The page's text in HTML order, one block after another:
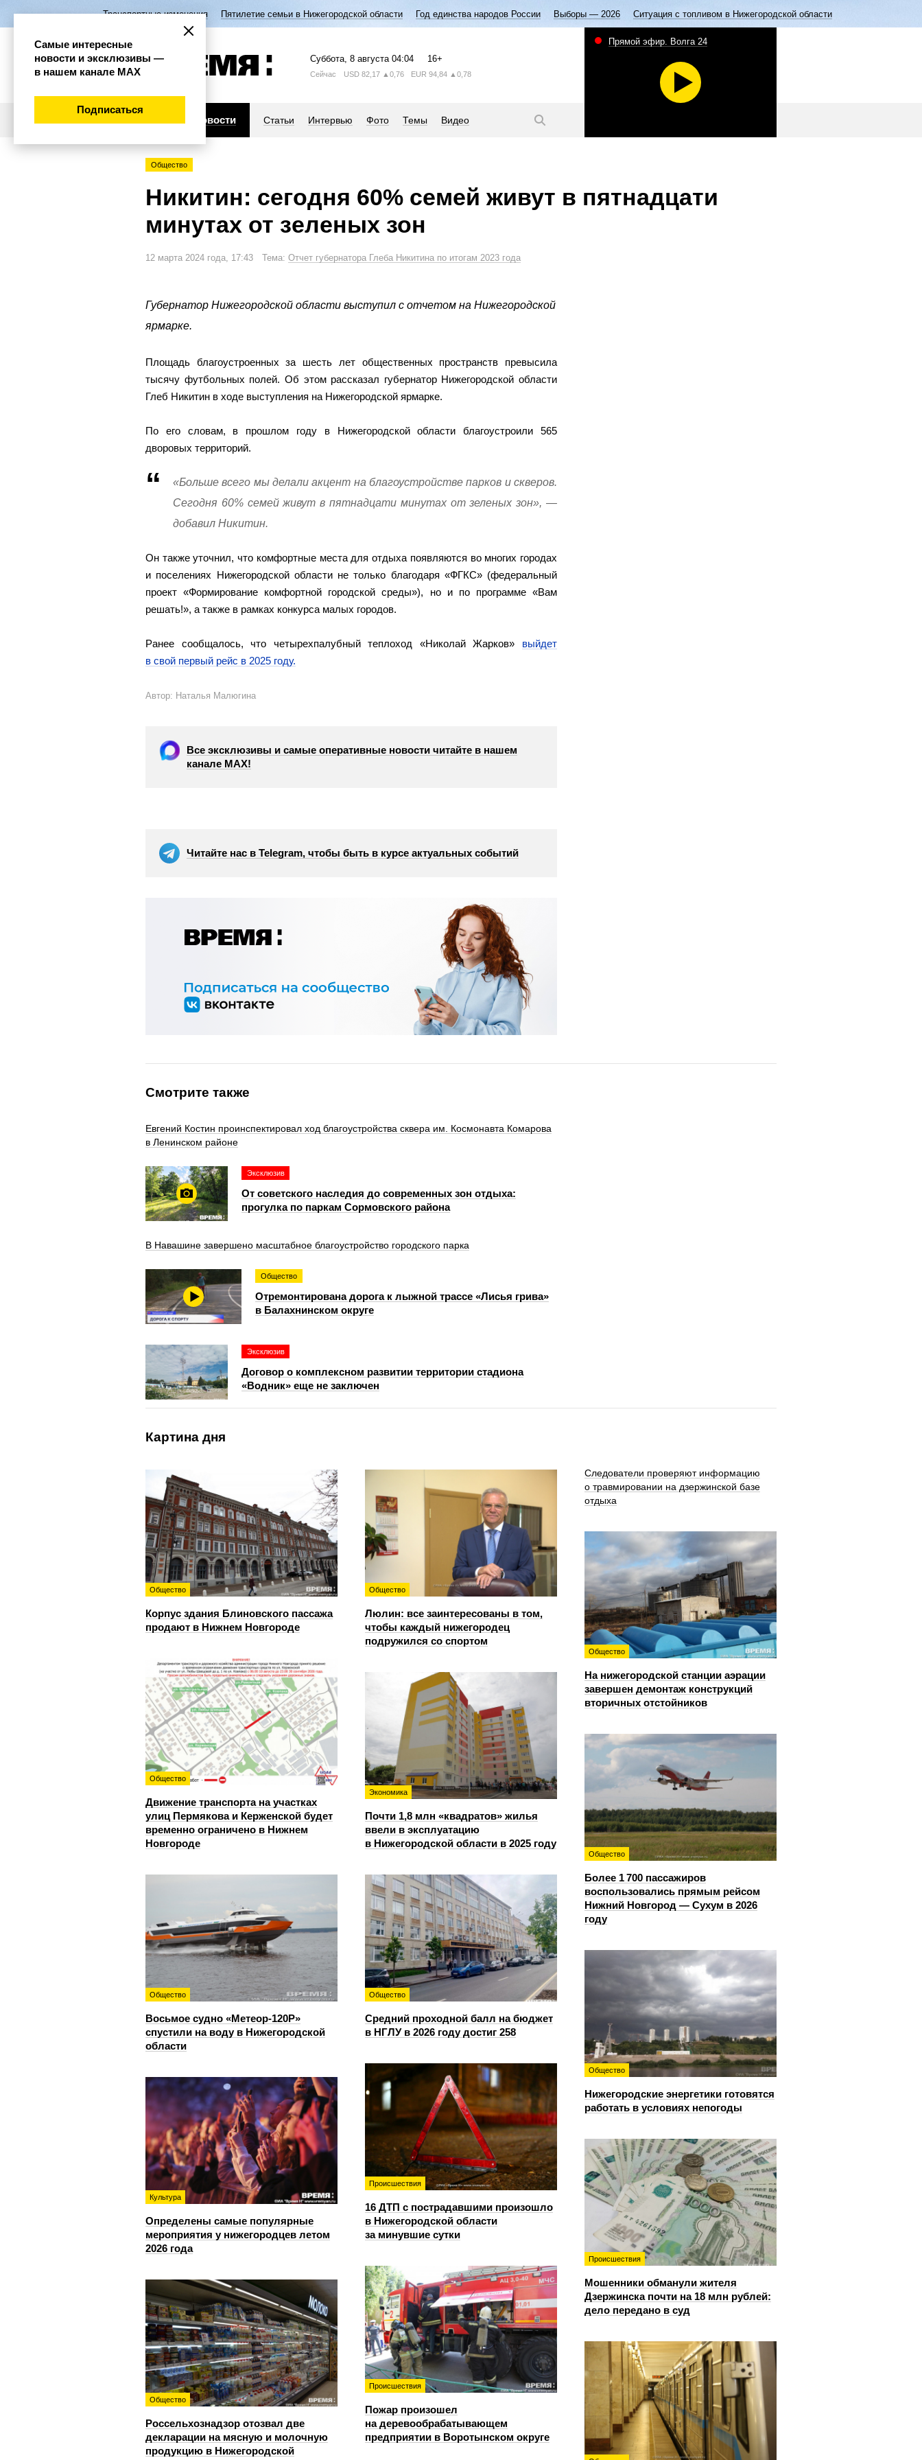
Транспортные изменения Пятилетие семьи в Нижегородской области Год единства народов России Выборы — 2026 Ситуация с топливом в Нижегородской области
Суббота, 8 августа 04:04 16+
Сейчас USD 82,17 ▲0,76 EUR 94,84 ▲0,78
Новости Статьи Интервью Фото Темы Видео
Прямой эфир. Волга 24
Общество
Никитин: сегодня 60% семей живут в пятнадцати
минутах от зеленых зон
12 марта 2024 года, 17:43 Тема: Отчет губернатора Глеба Никитина по итогам 2023 года
Губернатор Нижегородской области выступил с отчетом на Нижегородской
ярмарке.
Площадь благоустроенных за шесть лет общественных пространств превысила
тысячу футбольных полей. Об этом рассказал губернатор Нижегородской области
Глеб Никитин в ходе выступления на Нижегородской ярмарке.
По его словам, в прошлом году в Нижегородской области благоустроили 565
дворовых территорий.
«Больше всего мы делали акцент на благоустройстве парков и скверов.
Сегодня 60% семей живут в пятнадцати минутах от зеленых зон», —
добавил Никитин.
Он также уточнил, что комфортные места для отдыха появляются во многих городах
и поселениях Нижегородской области не только благодаря «ФГКС» (федеральный
проект «Формирование комфортной городской среды»), но и по программе «Вам
решать!», а также в рамках конкурса малых городов.
Ранее сообщалось, что четырехпалубный теплоход «Николай Жарков» выйдет
в свой первый рейс в 2025 году.
Автор: Наталья Малюгина
Все эксклюзивы и самые оперативные новости читайте в нашем
канале МАХ!
Читайте нас в Telegram, чтобы быть в курсе актуальных событий
Смотрите также
Евгений Костин проинспектировал ход благоустройства сквера им. Космонавта Комарова
в Ленинском районе
Эксклюзив
От советского наследия до современных зон отдыха:
прогулка по паркам Сормовского района
В Навашине завершено масштабное благоустройство городского парка
Общество
Отремонтирована дорога к лыжной трассе «Лисья грива»
в Балахнинском округе
Эксклюзив
Договор о комплексном развитии территории стадиона
«Водник» еще не заключен
Картина дня
Общество
Корпус здания Блиновского пассажа
продают в Нижнем Новгороде
Общество
Люлин: все заинтересованы в том,
чтобы каждый нижегородец
подружился со спортом
Следователи проверяют информацию
о травмировании на дзержинской базе
отдыха
Общество
На нижегородской станции аэрации
завершен демонтаж конструкций
вторичных отстойников
Общество
Движение транспорта на участках
улиц Пермякова и Керженской будет
временно ограничено в Нижнем
Новгороде
Экономика
Почти 1,8 млн «квадратов» жилья
ввели в эксплуатацию
в Нижегородской области в 2025 году
Общество
Более 1 700 пассажиров
воспользовались прямым рейсом
Нижний Новгород — Сухум в 2026
году
Общество
Восьмое судно «Метеор-120Р»
спустили на воду в Нижегородской
области
Общество
Средний проходной балл на бюджет
в НГЛУ в 2026 году достиг 258
Общество
Нижегородские энергетики готовятся
работать в условиях непогоды
Происшествия
16 ДТП с пострадавшими произошло
в Нижегородской области
за минувшие сутки
Культура
Определены самые популярные
мероприятия у нижегородцев летом
2026 года
Происшествия
Мошенники обманули жителя
Дзержинска почти на 18 млн рублей:
дело передано в суд
Происшествия
Пожар произошел
на деревообрабатывающем
предприятии в Воротынском округе
Общество
Россельхознадзор отозвал две
декларации на мясную и молочную
продукцию в Нижегородской
Самые интересные
новости и эксклюзивы —
в нашем канале МАХ
Подписаться